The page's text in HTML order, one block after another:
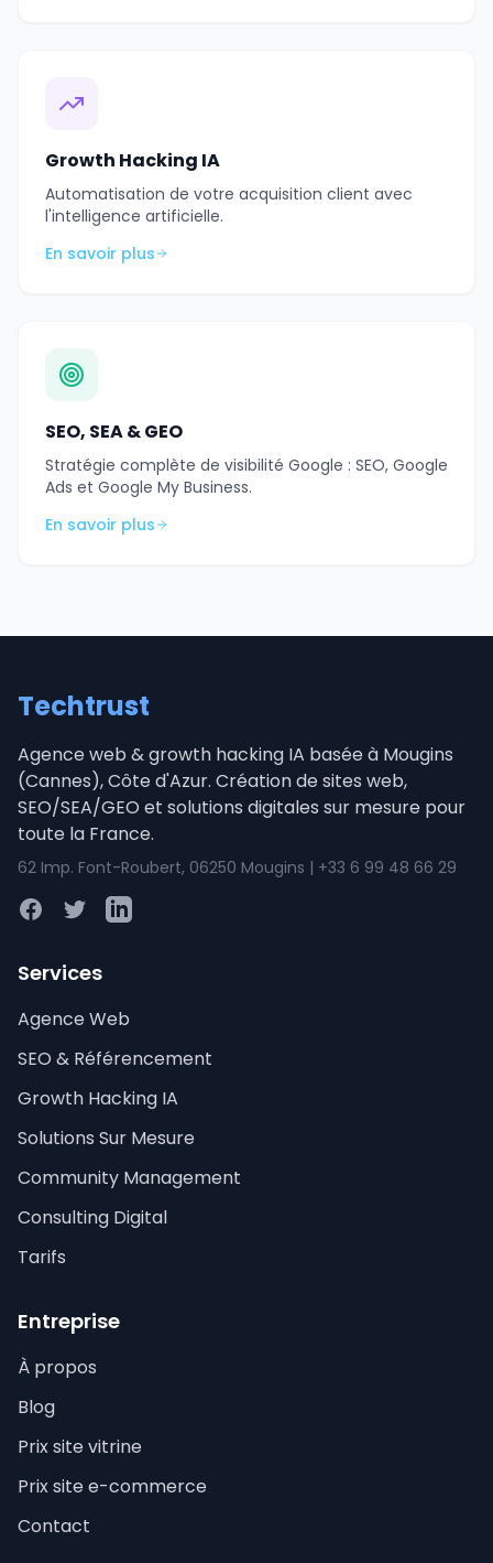
Growth Hacking IA
Automatisation de votre acquisition client avec
l'intelligence artificielle.
En savoir plus
SEO, SEA & GEO
Stratégie complète de visibilité Google : SEO, Google
Ads et Google My Business.
En savoir plus
Techtrust
Agence web & growth hacking IA basée à Mougins
(Cannes), Côte d'Azur. Création de sites web,
SEO/SEA/GEO et solutions digitales sur mesure pour
toute la France.
62 Imp. Font-Roubert, 06250 Mougins | +33 6 99 48 66 29
FacebookTwitterLinkedIn
Services
Agence Web
SEO & Référencement
Growth Hacking IA
Solutions Sur Mesure
Community Management
Consulting Digital
Tarifs
Entreprise
À propos
Blog
Prix site vitrine
Prix site e-commerce
Contact